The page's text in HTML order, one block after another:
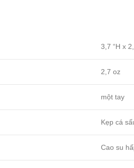
3,7 “H x
2,7 oz
một tay
Kẹp cá
Cao su